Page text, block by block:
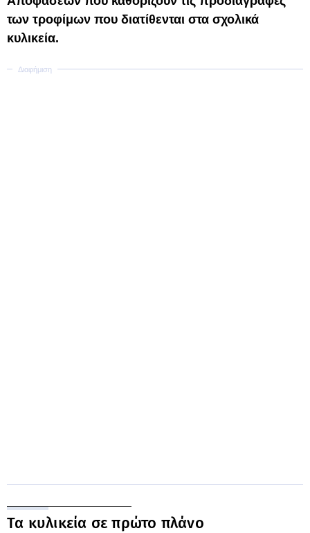
των τροφίμων που διατίθενται στα σχολικά
κυλικεία.
Τα κυλικεία σε πρώτο πλάνο